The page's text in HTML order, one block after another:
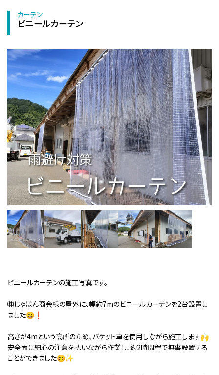
カーテン
ビニールカーテン
ビニールカーテンの施工写真です。⁡
⁡㈱じゃぱん商会様の屋外に、幅約7mのビニールカーテンを2台設置し
ました😄❗⁡
⁡高さが4mという高所のため、バケット車を使用しながら施工します🙌⁡
安全面に細心の注意を払いながら作業し、約2時間程で無事設置する
ことができました😊✨⁡